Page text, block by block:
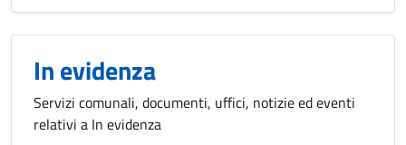
In evidenza
Servizi comunali, documenti, uffici, notizie ed eventi
relativi a In evidenza